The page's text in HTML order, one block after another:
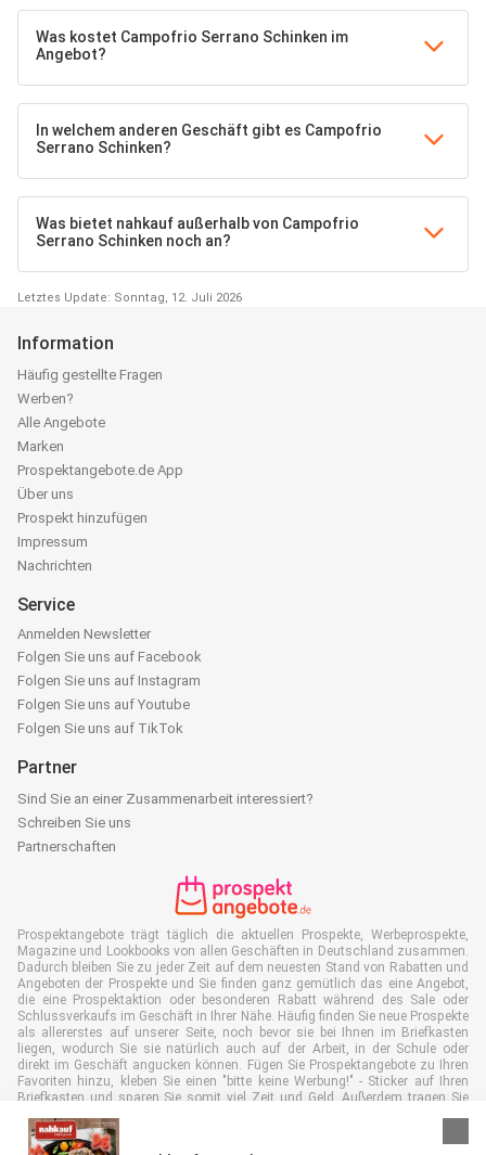
Was kostet Campofrio Serrano Schinken im
Angebot?
In welchem anderen Geschäft gibt es Campofrio
Serrano Schinken?
Was bietet nahkauf außerhalb von Campofrio
Serrano Schinken noch an?
Letztes Update: Sonntag, 12. Juli 2026
Information
Häufig gestellte Fragen
Werben?
Alle Angebote
Marken
Prospektangebote.de App
Über uns
Prospekt hinzufügen
Impressum
Nachrichten
Service
Anmelden Newsletter
Folgen Sie uns auf Facebook
Folgen Sie uns auf Instagram
Folgen Sie uns auf Youtube
Folgen Sie uns auf TikTok
Partner
Sind Sie an einer Zusammenarbeit interessiert?
Schreiben Sie uns
Partnerschaften
Prospektangebote trägt täglich die aktuellen Prospekte, Werbeprospekte,
Magazine und Lookbooks von allen Geschäften in Deutschland zusammen.
Dadurch bleiben Sie zu jeder Zeit auf dem neuesten Stand von Rabatten und
Angeboten der Prospekte und Sie finden ganz gemütlich das eine Angebot,
die eine Prospektaktion oder besonderen Rabatt während des Sale oder
Schlussverkaufs im Geschäft in Ihrer Nähe. Häufig finden Sie neue Prospekte
als allererstes auf unserer Seite, noch bevor sie bei Ihnen im Briefkasten
liegen, wodurch Sie sie natürlich auch auf der Arbeit, in der Schule oder
direkt im Geschäft angucken können. Fügen Sie Prospektangebote zu Ihren
Favoriten hinzu, kleben Sie einen "bitte keine Werbung!" - Sticker auf Ihren
Briefkasten und sparen Sie somit viel Zeit und Geld. Außerdem tragen Sie
ist.